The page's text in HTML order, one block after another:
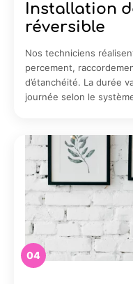
Installation
réversible
Nos techniciens
percement,
d’étanchéité. La durée
journée selon le
04